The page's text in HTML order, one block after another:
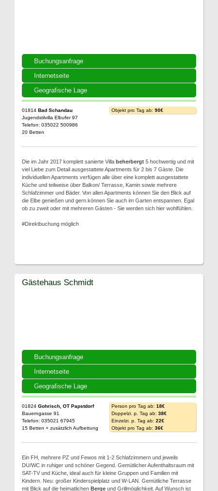
Buchungsanfrage
Internetseite
Geografische Lage
01814 Bad Schandau
Jugendstilvilla Elbufer 97
Telefon: 035022 500986
20 Betten
Objekt pro Tag ab: 90€
Die im Jahr 2017 komplett sanierte Villa beherbergt 5 hochwertig und mit
viel Liebe zum Detail ausgestattete Apartments für 2 bis 7 Gäste. Die
individuellen Apartments verfügen alle über eine komplett ausgestattete
Küche und teilweise über Balkon/ Terrasse, Kamin sowie mehrere
Schlafzimmer und Bäder. Von allen Apartments können Sie den Blick auf
die Elbe genießen und gern können Sie auch im Garten entspannen. Egal
ob zu zweit oder mit mehreren Gästen - Sie werden sich hier wohlfühlen.
#Direktbuchung möglich
Buchungsanfrage
Internetseite
Geografische Lage
Gästehaus Schmidt
01824 Gohrisch, OT Papstdorf
Bauerngasse 91
Telefon: 035021 67945
15 Betten + zusätzlich Aufbettung
Person pro Tag ab: 18€
Doppelzi. p. Tag ab: 38€
Einzelzi. p. Tag ab: 22€
Objekt pro Tag ab: 36€
Ein FH, mehrere PZ und Fewos mit 1-2 Schlafzimmern und jeweils
DU/WC in ruhiger und schöner Gegend. Gemütlicher Aufenthaltsraum mit
SAT-TV und Küche, ideal auch für kleine Gruppen und Familien mit
Kindern. Neu: großer Kinderspielplatz und W-LAN. Gemütliche Terrasse
mit Blick auf die heimatlichen Berge und Grillmöglichkeit. Auf Wunsch ist